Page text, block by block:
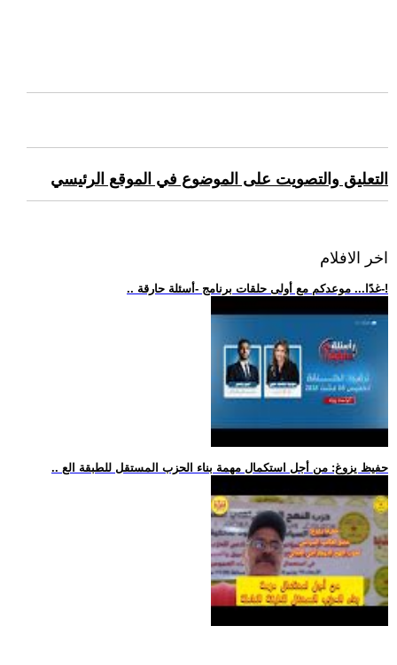
التعليق والتصويت على الموضوع في الموقع الرئيسي
اخر الافلام
.. غدًا... موعدكم مع أولى حلقات برنامج -أسئلة حارقة-!
.. حفيظ يزوغ: من أجل استكمال مهمة بناء الحزب المستقل للطبقة الع